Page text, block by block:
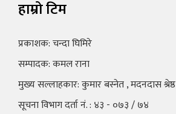
हाम्रो टिम
प्रकाशक: चन्दा घिमिरे
सम्पादक: कमल राना
मुख्य सल्लाहकार: कुमार बस्नेत , मदनदास श्रेष्ठ
सूचना विभाग दर्ता नं. : ४३ - ०७३ / ७४